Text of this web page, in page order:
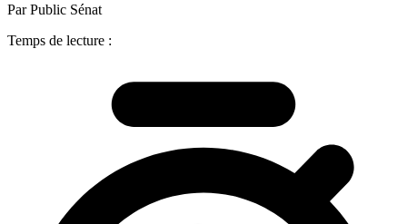
Par Public Sénat
Temps de lecture :